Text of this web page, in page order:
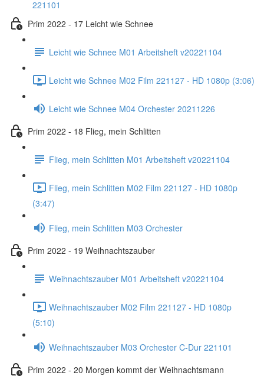
221101
Prim 2022 - 17 Leicht wie Schnee
Leicht wie Schnee M01 Arbeitsheft v20221104
Leicht wie Schnee M02 Film 221127 - HD 1080p (3:06)
Leicht wie Schnee M04 Orchester 20211226
Prim 2022 - 18 Flieg, mein Schlitten
Flieg, mein Schlitten M01 Arbeitsheft v20221104
Flieg, mein Schlitten M02 Film 221127 - HD 1080p
(3:47)
Flieg, mein Schlitten M03 Orchester
Prim 2022 - 19 Weihnachtszauber
Weihnachtszauber M01 Arbeitsheft v20221104
Weihnachtszauber M02 Film 221127 - HD 1080p
(5:10)
Weihnachtszauber M03 Orchester C-Dur 221101
Prim 2022 - 20 Morgen kommt der Weihnachtsmann